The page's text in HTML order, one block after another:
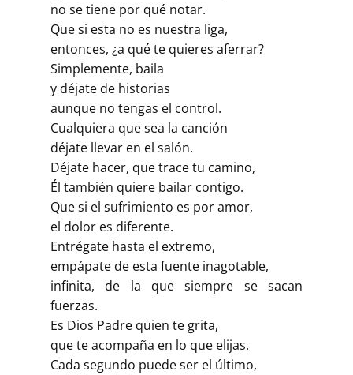
no se tiene por qué notar.
Que si esta no es nuestra liga,
entonces, ¿a qué te quieres aferrar?
Simplemente, baila
y déjate de historias
aunque no tengas el control.
Cualquiera que sea la canción
déjate llevar en el salón.
Déjate hacer, que trace tu camino,
Él también quiere bailar contigo.
Que si el sufrimiento es por amor,
el dolor es diferente.
Entrégate hasta el extremo,
empápate de esta fuente inagotable,
infinita, de la que siempre se sacan
fuerzas.
Es Dios Padre quien te grita,
que te acompaña en lo que elijas.
Cada segundo puede ser el último,